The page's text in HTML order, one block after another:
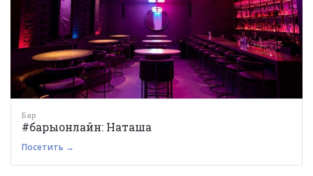
Бар
#барыонлайн: Наташа
Посетить →